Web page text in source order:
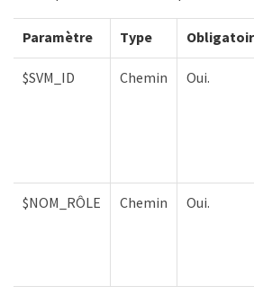
Paramètre Type
$SVM_ID Chemin Oui.
$NOM_RÔLE Chemin Oui.